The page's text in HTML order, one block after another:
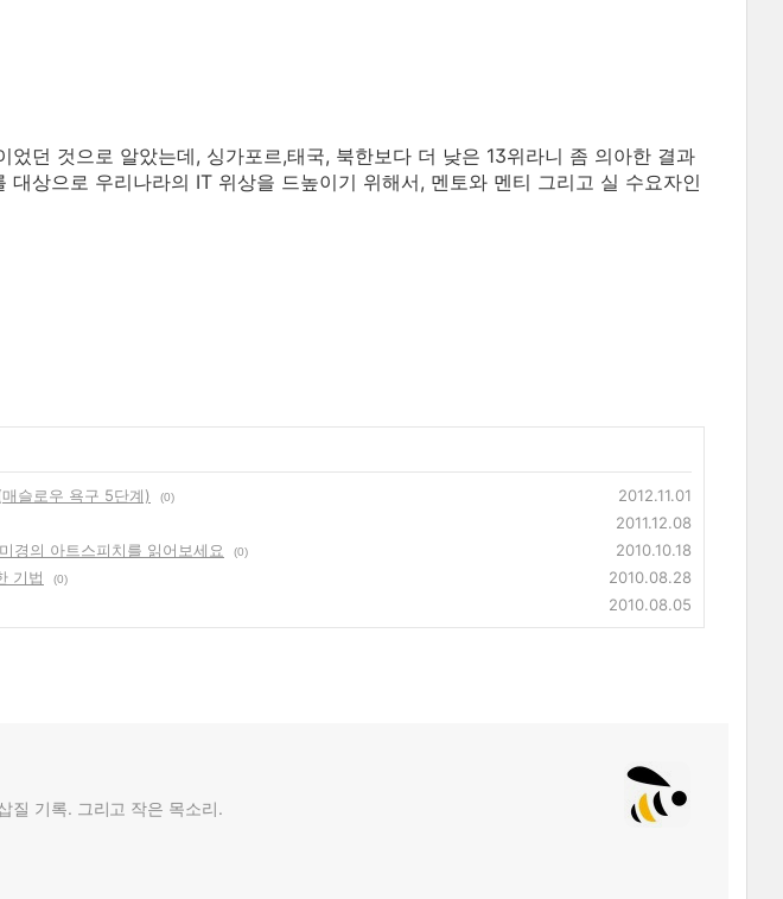
던 것으로 알았는데, 싱가포르,태국, 북한보다 더 낮은 13위라니 좀 의아한 결과
상으로 우리나라의 IT 위상을 드높이기 위해서, 멘토와 멘티 그리고 실 수요자인
슬로우 욕구 5단계) (0)
2012.11.01
2011.12.08
경의 아트스피치를 읽어보세요
(0)
2010.10.18
기법
(0)
2010.08.28
2010.08.05
질 기록. 그리고 작은 목소리.